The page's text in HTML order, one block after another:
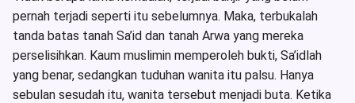
pernah terjadi seperti itu sebelumnya. Maka, terbukalah
tanda batas tanah Sa’id dan tanah Arwa yang mereka
perselisihkan. Kaum muslimin memperoleh bukti, Sa’idlah
yang benar, sedangkan tuduhan wanita itu palsu. Hanya
sebulan sesudah itu, wanita tersebut menjadi buta. Ketika